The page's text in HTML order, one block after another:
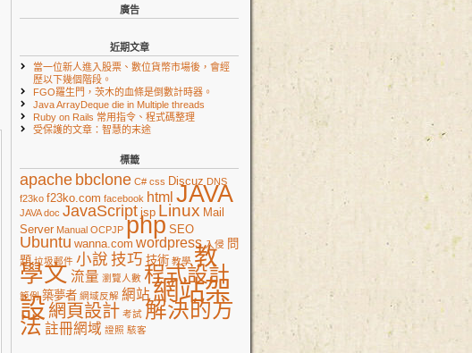
廣告
近期文章
當一位新人進入股票、數位貨幣市場後，會經
歷以下幾個階段。
FGO羅生門，茨木的血條是倒數計時器。
Java ArrayDeque die in Multiple threads
Ruby on Rails 常用指令、程式碼整理
受保護的文章：智慧的末途
標籤
apache bbclone C# css Discuz DNS
f23ko f23ko.com facebook html JAVA
JAVA doc JavaScript jsp Linux Mail
Server Manual OCPJP php SEO
Ubuntu wanna.com wordpress 入侵 問
題 垃圾郵件 小說 技巧 技術 教學 教
學文 流量 瀏覽人數 程式設計
範例 築夢者 網域反解 網站網站架
設網頁設計 考試 解決的方
法註冊網域 證照 駭客